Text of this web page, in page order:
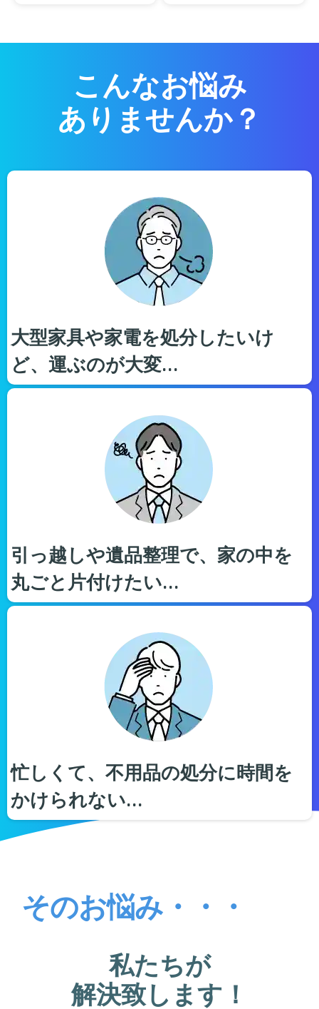
こんなお悩み
ありませんか？
大型家具や家電を処分したいけ
ど、運ぶのが大変…
引っ越しや遺品整理で、家の中を
丸ごと片付けたい…
忙しくて、不用品の処分に時間を
かけられない…
そのお悩み・・・
私たちが
解決致します！